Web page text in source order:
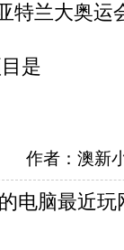
特兰大奥运
是
作者：澳新
电脑最近